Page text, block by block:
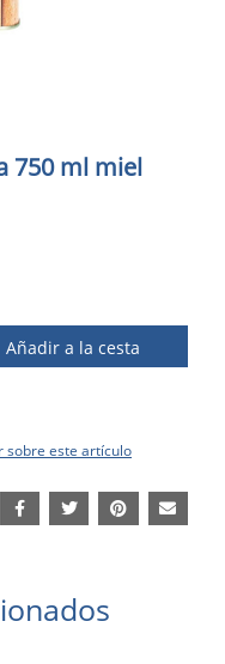
750 ml miel
Añadir a la cesta
sobre este artículo